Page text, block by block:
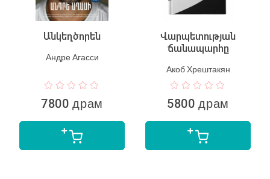
Անկեղծորեն
Андре Агасси
7800 драм
Վարպետության
ճանապարհը
Акоб Хрештакян
5800 драм